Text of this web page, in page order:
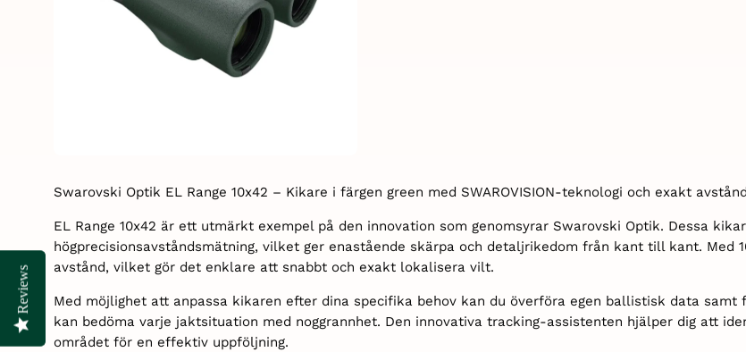
Reviews
Swarovski Optik EL Range 10x42 – Kikare i färgen green med SWAROVISION-teknologi och exakt
EL Range 10x42 är ett utmärkt exempel på den innovation som genomsyrar Swarovski Optik. Dessa
högprecisionsavståndsmätning, vilket ger enastående skärpa och detaljrikedom från kant till kant. Med
avstånd, vilket gör det enklare att snabbt och exakt lokalisera vilt.
Med möjlighet att anpassa kikaren efter dina specifika behov kan du överföra egen ballistisk data
kan bedöma varje jaktsituation med noggrannhet. Den innovativa tracking-assistenten hjälper dig att
området för en effektiv uppföljning.
Reviews